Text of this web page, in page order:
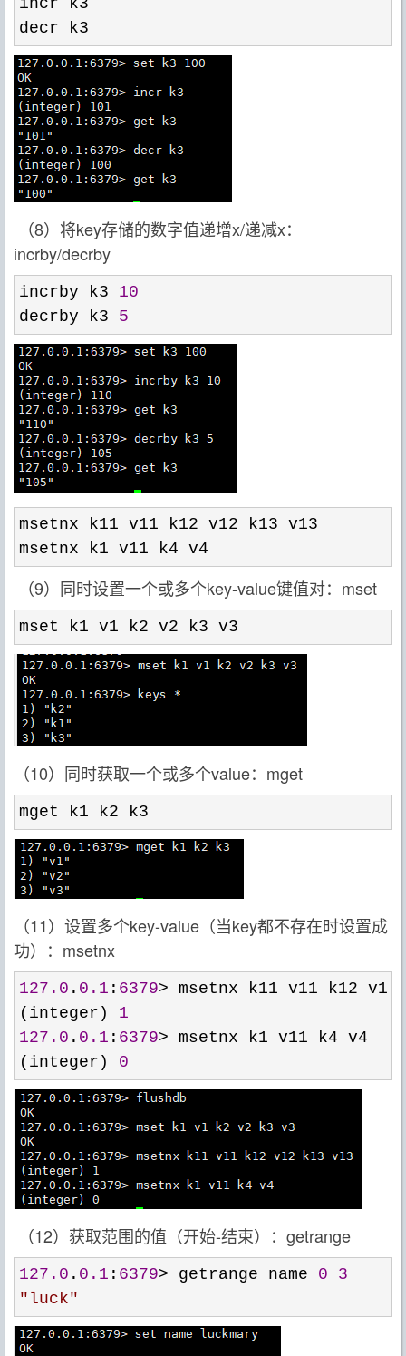
incr k3
decr k3
（8）将key存储的数字值递增x/递减x：
incrby/decrby
incrby k3 10
decrby k3 5
msetnx k11 v11 k12 v12 k13 v13
msetnx k1 v11 k4 v4
（9）同时设置一个或多个key-value键值对：mset
mset k1 v1 k2 v2 k3 v3
（10）同时获取一个或多个value：mget
mget k1 k2 k3
（11）设置多个key-value（当key都不存在时设置成
功）：msetnx
127.0 . 0.1 : 6379> msetnx k11 v11 k12 v12
(integer) 1
127.0 . 0.1 : 6379> msetnx k1 v11 k4 v4
(integer) 0
（12）获取范围的值（开始-结束）：getrange
127.0 . 0.1 : 6379> getrange name 0
3
" luck"